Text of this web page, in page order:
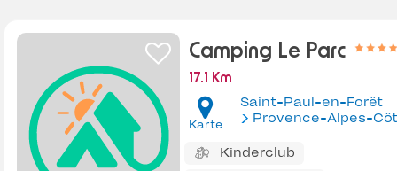
Camping Le Parc
17.1 Km
Karte
Saint-Paul-en-Forêt
Provence-Alpes-Côte
Kinderclub